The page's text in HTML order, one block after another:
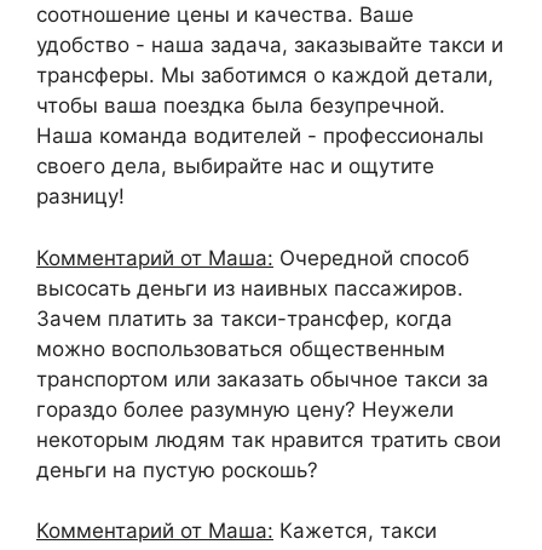
соотношение цены и качества. Ваше
удобство - наша задача, заказывайте такси и
трансферы. Мы заботимся о каждой детали,
чтобы ваша поездка была безупречной.
Наша команда водителей - профессионалы
своего дела, выбирайте нас и ощутите
разницу!
Комментарий от Маша: Очередной способ
высосать деньги из наивных пассажиров.
Зачем платить за такси-трансфер, когда
можно воспользоваться общественным
транспортом или заказать обычное такси за
гораздо более разумную цену? Неужели
некоторым людям так нравится тратить свои
деньги на пустую роскошь?
Комментарий от Маша: Кажется, такси